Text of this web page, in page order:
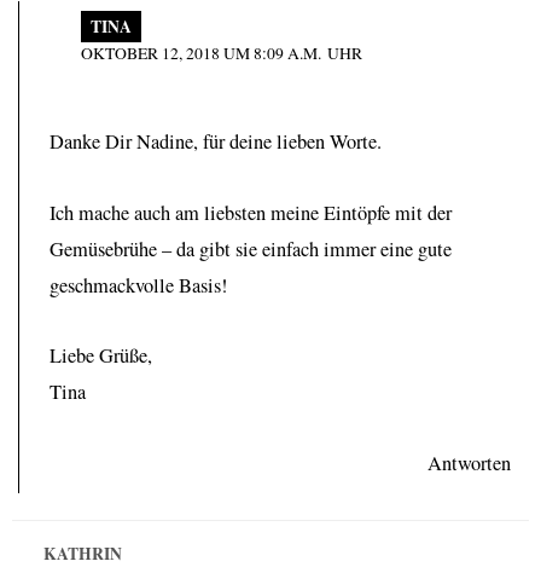
TINA
OKTOBER 12, 2018 UM 8:09 A.M. UHR
Danke Dir Nadine, für deine lieben Worte.
Ich mache auch am liebsten meine Eintöpfe mit der
Gemüsebrühe – da gibt sie einfach immer eine gute
geschmackvolle Basis!
Liebe Grüße,
Tina
Antworten
KATHRIN